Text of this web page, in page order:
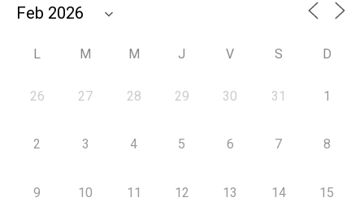
L M M J V S D
26 27 28 29 30 31 1
2 3 4 5 6 7 8
9 10 11 12 13 14 15